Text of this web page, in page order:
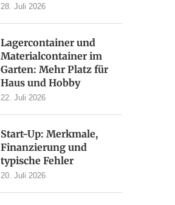
28. Juli 2026
Lagercontainer und
Materialcontainer im
Garten: Mehr Platz für
Haus und Hobby
22. Juli 2026
Start-Up: Merkmale,
Finanzierung und
typische Fehler
20. Juli 2026